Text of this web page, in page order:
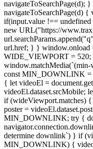
navigateToSearchPage(d)
if(input.value !==
new URL("https://
url.href; } }
WIDE_VIEWPORT = 520;
const MIN_DOWNLINK =
{ let videoEl =
videoEl.dataset.srcMobile;
if (wideViewport.matches) {
poster =
MIN_DOWNLINK; try {
determine downlink`) } if
MIN_DOWNLINK) {